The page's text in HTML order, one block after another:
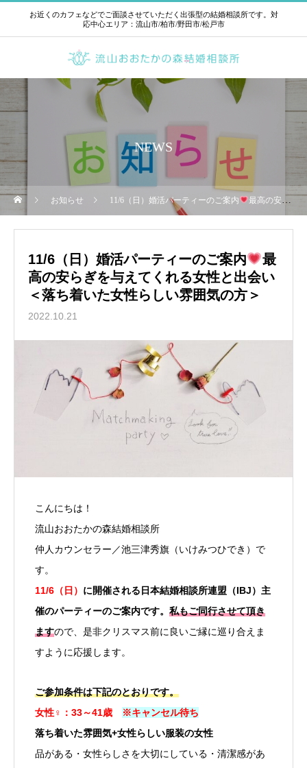
お近くのカフェなどでご面談させていただく出張型の結婚相談所です。対
応中心エリア：流山市/柏市/野田市/松戸市
NEWS
お知らせ 11/6（日）婚活パーティーのご案内 最高の安らぎを与えてくれる女性と出会い＜落ち着いた女性らしい雰囲気の方＞
11/6（日）婚活パーティーのご案内
最
高の安らぎを与えてくれる女性と出会い
＜落ち着いた女性らしい雰囲気の方＞
2022.10.21
こんにちは！
流山おおたかの森結婚相談所
仲人カウンセラー／池三津秀旗（いけみつひでき）で
す。
11/6（日） に開催される日本結婚相談所連盟（IBJ）主
催のパーティーのご案内です。 私もご同行させて頂き
ますので、是非クリスマス前に良いご縁に巡り合えま
すように応援します。
ご参加条件は下記のとおりです。
女性♀ ： 33～41歳
※キャンセル待ち
落ち着いた雰囲気+女性らしい服装の女性
品がある・女性らしさを大切にしている・ 清潔感があ